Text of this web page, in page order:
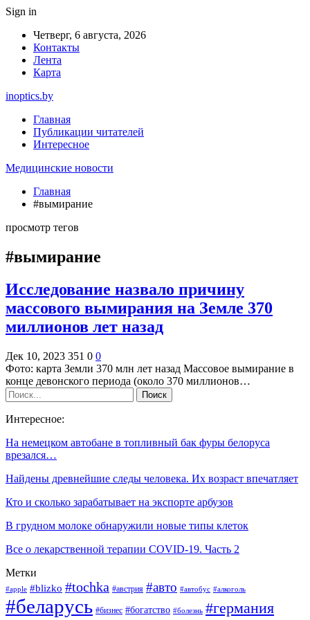
Sign in
Четверг, 6 августа, 2026
Контакты
Лента
Карта
inoptics.by
Главная
Публикации читателей
Интересное
Медицинские новости
Главная
#вымирание
просмотр тегов
#вымирание
Исследование назвало причину
массового вымирания на Земле 370
миллионов лет назад
Дек 10, 2023 351 0 0
Фото: карта Земли 370 млн лет назад Массовое вымирание в
конце девонского периода (около 370 миллионов…
Интересное:
На немецком автобане в топливный бак фуры белоруса
врезался…
Найдены древнейшие следы человека. Их возраст впечатляет
Кто и сколько зарабатывает на экспорте арбузов
В грудном молоке обнаружили новые типы клеток
Все о лекарственной терапии COVID-19. Часть 2
Метки
#apple #blizko #tochka #австрия #авто #автобус #алкоголь
#беларусь #бизнес #богатство #болезнь #германия